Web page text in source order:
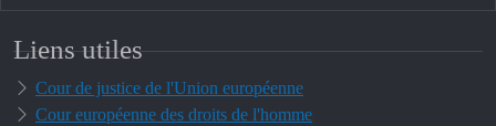
Liens utiles
Cour de justice de l'Union européenne
Cour européenne des droits de l'homme